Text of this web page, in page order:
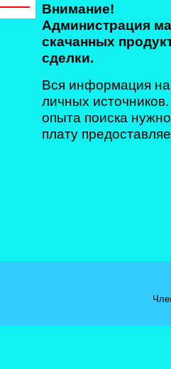
Внимание!
Администрация
скачанных
сделки.
Вся информация на
личных
опыта поиска
плату